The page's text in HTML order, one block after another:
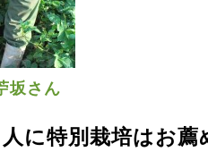
坂さん
に特別栽培はお薦